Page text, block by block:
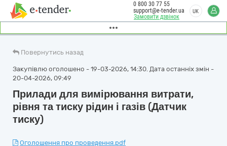
Замовити дзвінок
0 800 30 77 55
support@e-tender.ua
UK
Повернутись назад
Закупівлю оголошено - 19-03-2026, 14:30. Дата останніх змін -
20-04-2026, 09:49
Прилади для вимірювання витрати,
рівня та тиску рідин і газів (Датчик
тиску)
Оголошення про проведення.pdf